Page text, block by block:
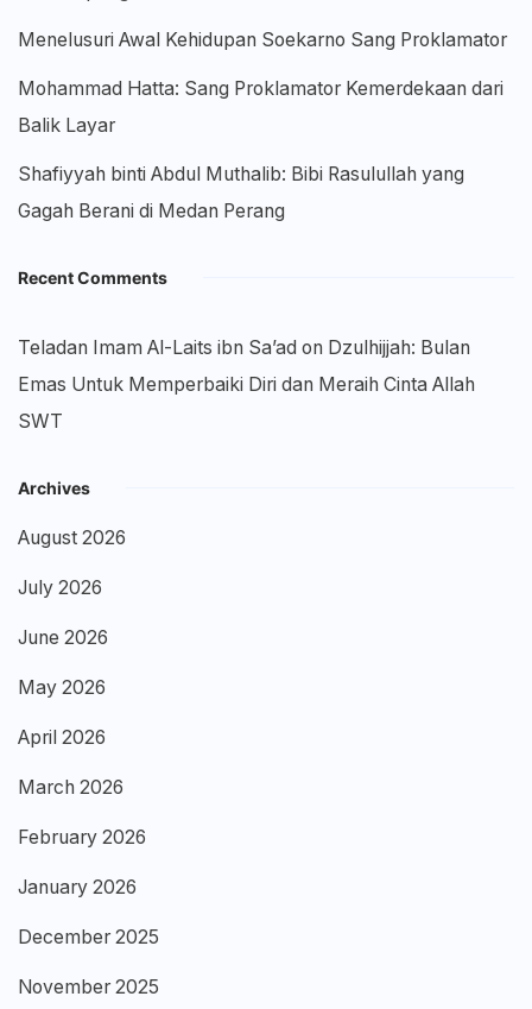
Menelusuri Awal Kehidupan Soekarno Sang Proklamator
Mohammad Hatta: Sang Proklamator Kemerdekaan dari
Balik Layar
Shafiyyah binti Abdul Muthalib: Bibi Rasulullah yang
Gagah Berani di Medan Perang
Recent Comments
Teladan Imam Al-Laits ibn Sa’ad on Dzulhijjah: Bulan
Emas Untuk Memperbaiki Diri dan Meraih Cinta Allah
SWT
Archives
August 2026
July 2026
June 2026
May 2026
April 2026
March 2026
February 2026
January 2026
December 2025
November 2025